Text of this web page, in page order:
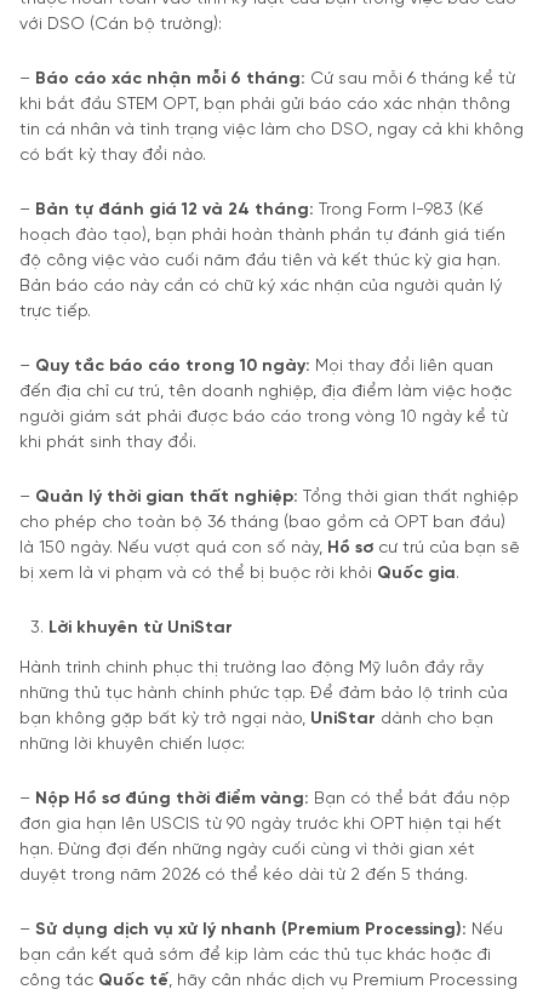
với DSO (Cán bộ trường):
– Báo cáo xác nhận mỗi 6 tháng: Cứ sau mỗi 6 tháng kể từ
khi bắt đầu STEM OPT, bạn phải gửi báo cáo xác nhận thông
tin cá nhân và tình trạng việc làm cho DSO, ngay cả khi không
có bất kỳ thay đổi nào.
– Bản tự đánh giá 12 và 24 tháng: Trong Form I-983 (Kế
hoạch đào tạo), bạn phải hoàn thành phần tự đánh giá tiến
độ công việc vào cuối năm đầu tiên và kết thúc kỳ gia hạn.
Bản báo cáo này cần có chữ ký xác nhận của người quản lý
trực tiếp.
– Quy tắc báo cáo trong 10 ngày: Mọi thay đổi liên quan
đến địa chỉ cư trú, tên doanh nghiệp, địa điểm làm việc hoặc
người giám sát phải được báo cáo trong vòng 10 ngày kể từ
khi phát sinh thay đổi.
– Quản lý thời gian thất nghiệp: Tổng thời gian thất nghiệp
cho phép cho toàn bộ 36 tháng (bao gồm cả OPT ban đầu)
là 150 ngày. Nếu vượt quá con số này, H ồ sơ cư trú của bạn sẽ
bị xem là vi phạm và có thể bị buộc rời khỏi Quốc gia.
Lời khuyên từ UniStar
Hành trình chinh phục thị trường lao động Mỹ luôn đầy rẫy
những thủ tục hành chính phức tạp. Để đảm bảo lộ trình của
bạn không gặp bất kỳ trở ngại nào, UniStar dành cho bạn
những lời khuyên chiến lược:
– N ộp H ồ sơ đúng thời điểm vàng: Bạn có thể bắt đầu nộp
đơn gia hạn lên USCIS từ 90 ngày trước khi OPT hiện tại hết
hạn. Đừng đợi đến những ngày cuối cùng vì thời gian xét
duyệt trong năm 2026 có thể kéo dài từ 2 đến 5 tháng.
– Sử d ụng d ịch vụ xử lý nhanh (Premium Processing): Nếu
bạn cần kết quả sớm để kịp làm các thủ tục khác hoặc đi
công tác Quốc tế, hãy cân nhắc dịch vụ Premium Processing